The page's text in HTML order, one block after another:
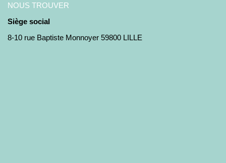
NOUS TROUVER
Siège social
8-10 rue Baptiste Monnoyer 59800 LILLE